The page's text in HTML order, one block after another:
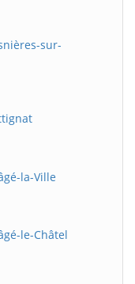
sur-
la-Ville
le-Châtel